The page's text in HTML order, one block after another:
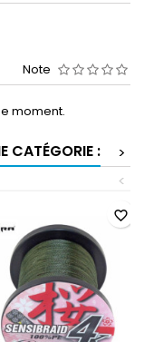
Note
moment.
CATÉGORIE :
>
<
favorite_border